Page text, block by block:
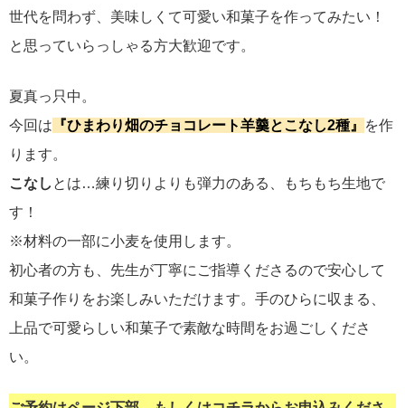
世代を問わず、美味しくて可愛い和菓子を作ってみたい！
と思っていらっしゃる方大歓迎です。
夏真っ只中。
今回は 『ひまわり畑のチョコレート羊羹とこなし2種』
を作
ります。
こなし とは…練り切りよりも弾力のある、もちもち生地で
す！
※材料の一部に小麦を使用します。
初心者の方も、先生が丁寧にご指導くださるので安心して
和菓子作りをお楽しみいただけます。手のひらに収まる、
上品で可愛らしい和菓子で素敵な時間をお過ごしくださ
い。